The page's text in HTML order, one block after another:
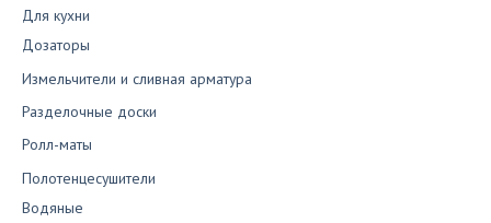
Для кухни
Дозаторы
Измельчители и сливная арматура
Разделочные доски
Ролл-маты
Полотенцесушители
Водяные